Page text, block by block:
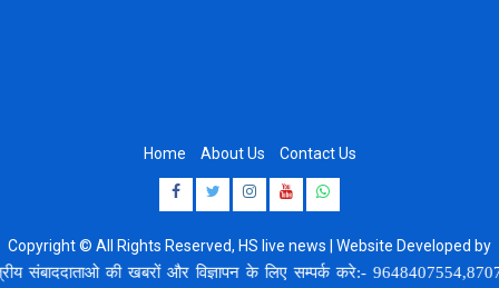
Home About Us Contact Us
Facebook
Twitter
Instagram
Youtube
Whatsapp
Copyright © All Rights Reserved, HS live news | Website Developed by
8920664806
की खबरों और विज्ञापन के लिए सम्पर्क करे:- 9648407554,8707748378,इमेल